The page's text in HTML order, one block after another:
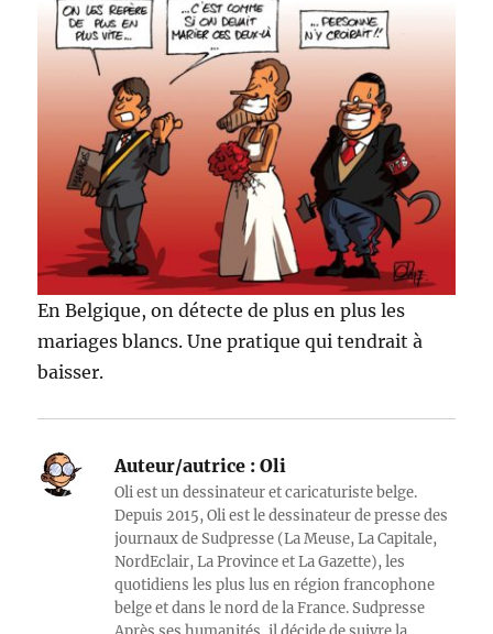
En Belgique, on détecte de plus en plus les
mariages blancs. Une pratique qui tendrait à
baisser.
Auteur/autrice : Oli
Oli est un dessinateur et caricaturiste belge.
Depuis 2015, Oli est le dessinateur de presse des
journaux de Sudpresse (La Meuse, La Capitale,
NordEclair, La Province et La Gazette), les
quotidiens les plus lus en région francophone
belge et dans le nord de la France. Sudpresse